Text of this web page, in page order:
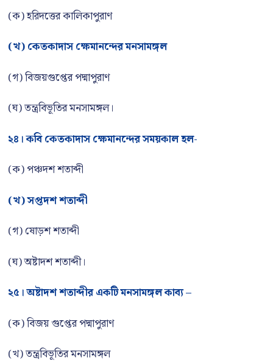
(ক) হরিদত্তের কালিকাপুরাণ
(খ) কেতকাদাস ক্ষেমানন্দের মনসামঙ্গল
(গ) বিজয়গুপ্তের পদ্মাপুরাণ
(ঘ) তন্ত্রবিভূতির মনসামঙ্গল।
২৪। কবি কেতকাদাস ক্ষেমানন্দের সময়কাল হল-
(ক) পঞ্চদশ শতাব্দী
(খ) সপ্তদশ শতাব্দী
(গ) ষোড়শ শতাব্দী
(ঘ) অষ্টাদশ শতাব্দী।
২৫। অষ্টাদশ শতাব্দীর একটি মনসামঙ্গল কাব্য –
(ক) বিজয় গুপ্তের পদ্মাপুরাণ
(খ) তন্ত্রবিভূতির মনসামঙ্গল